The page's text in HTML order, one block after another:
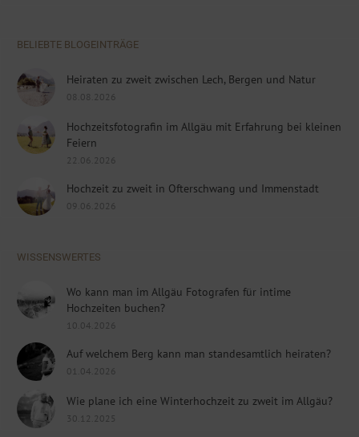
BELIEBTE BLOGEINTRÄGE
Heiraten zu zweit zwischen Lech, Bergen und Natur
08.08.2026
Hochzeitsfotografin im Allgäu mit Erfahrung bei kleinen
Feiern
22.06.2026
Hochzeit zu zweit in Ofterschwang und Immenstadt
09.06.2026
WISSENSWERTES
Wo kann man im Allgäu Fotografen für intime
Hochzeiten buchen?
10.04.2026
Auf welchem Berg kann man standesamtlich heiraten?
01.04.2026
Wie plane ich eine Winterhochzeit zu zweit im Allgäu?
30.12.2025